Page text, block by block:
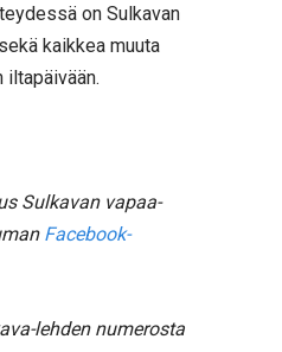
on Sulkavan
kaikkea muuta
iltapäivään.
Sulkavan vapaa-
Facebook-
lehden numerosta